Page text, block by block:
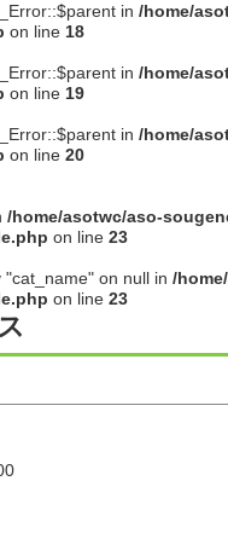
in /home/
on line 18
in /home/
on line 19
in /home/
on line 20
/home/asotwc/aso-
on line 23
on null in /
on line 23